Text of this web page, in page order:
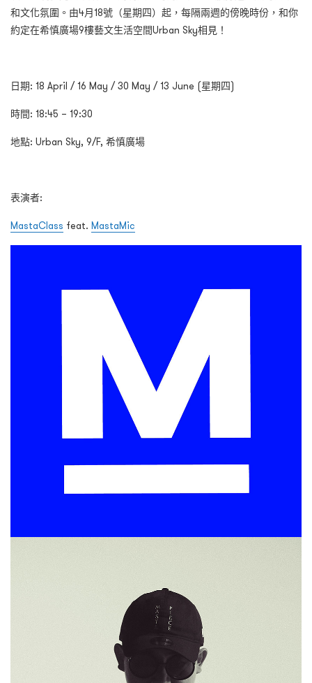
和文化氛圍。由4月18號（星期四）起，每隔兩週的傍晚時份，和你
約定在希慎廣場9樓藝文生活空間Urban Sky相見！
日期: 18 April / 16 May / 30 May / 13 June (星期四)
時間: 18:45 – 19:30
地點: Urban Sky, 9/F, 希慎廣場
表演者:
MastaClass feat. MastaMic